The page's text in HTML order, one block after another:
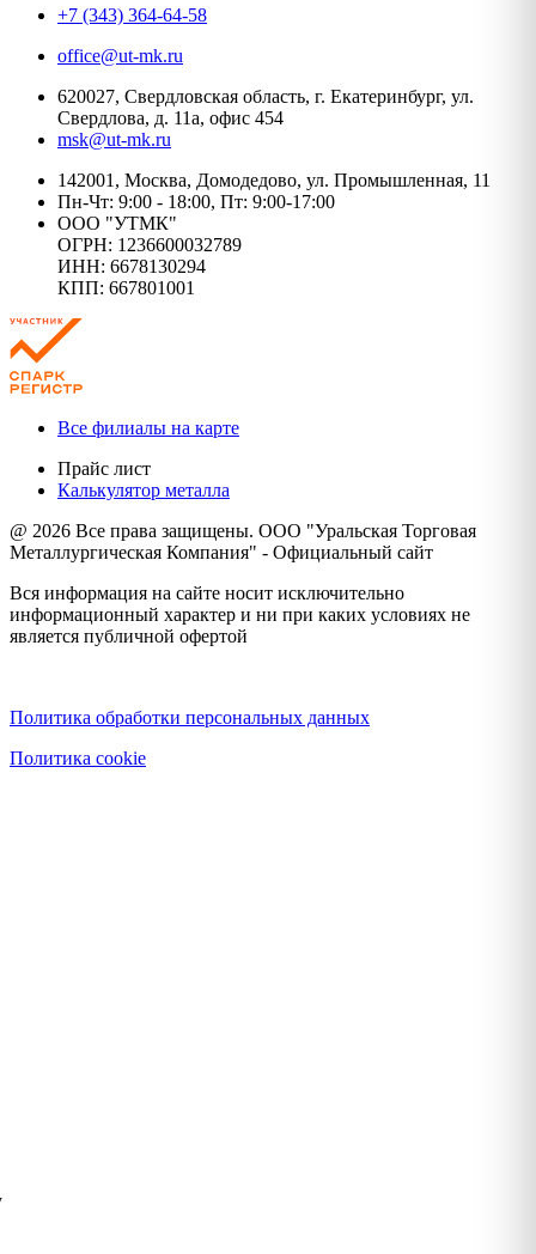
+7 (343) 364-64-58
office@ut-mk.ru
620027, Свердловская область, г. Екатеринбург, ул.
Свердлова, д. 11а, офис 454
msk@ut-mk.ru
142001, Москва, Домодедово, ул. Промышленная, 11
Пн-Чт: 9:00 - 18:00, Пт: 9:00-17:00
ООО "УТМК"
ОГРН: 1236600032789
ИНН: 6678130294
КПП: 667801001
Все филиалы на карте
Прайс лист
Калькулятор металла
@ 2026 Все права защищены. ООО "Уральская Торговая
Металлургическая Компания" - Официальный сайт
Вся информация на сайте носит исключительно
информационный характер и ни при каких условиях не
является публичной офертой
Политика обработки персональных данных
Политика cookie